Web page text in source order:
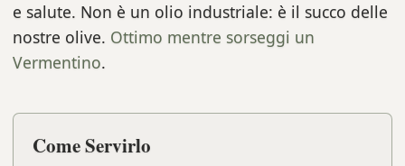
e salute. Non è un olio industriale: è il succo delle
nostre olive. Ottimo mentre sorseggi un
Vermentino.
Come Servirlo